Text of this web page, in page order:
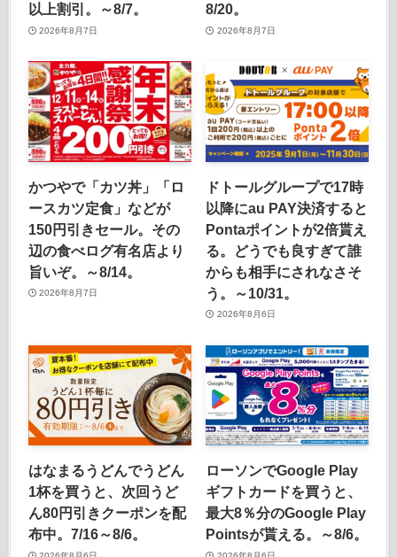
以上割引。～8/7。
2026年8月7日
8/20。
2026年8月7日
かつやで「カツ丼」「ロ
ースカツ定食」などが
150円引きセール。その
辺の食べログ有名店より
旨いぞ。～8/14。
2026年8月7日
ドトールグループで17時
以降にau PAY決済すると
Pontaポイントが2倍貰え
る。どうでも良すぎて誰
からも相手にされなさそ
う。～10/31。
2026年8月6日
はなまるうどんでうどん
1杯を買うと、次回うど
ん80円引きクーポンを配
布中。7/16～8/6。
ローソンでGoogle Play
ギフトカードを買うと、
最大8％分のGoogle Play
Pointsが貰える。～8/6。